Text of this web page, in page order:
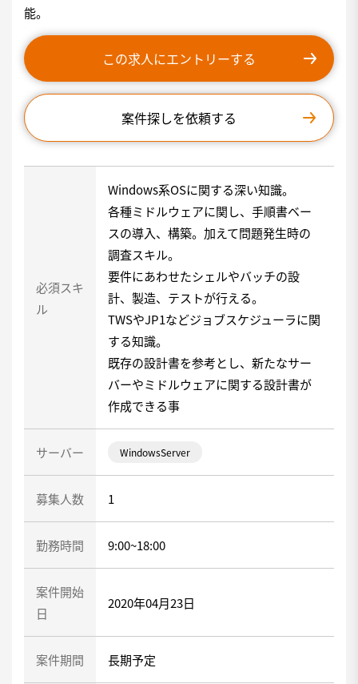
能。
この求人にエントリーする
案件探しを依頼する
必須スキ
ル
Windows系OSに関する深い知識。
各種ミドルウェアに関し、手順書ベー
スの導入、構築。加えて問題発生時の
調査スキル。
要件にあわせたシェルやバッチの設
計、製造、テストが行える。
TWSやJP1などジョブスケジューラに関
する知識。
既存の設計書を参考とし、新たなサー
バーやミドルウェアに関する設計書が
作成できる事
サーバー WindowsServer
募集人数 1
勤務時間 9:00~18:00
案件開始
日
2020年04月23日
案件期間 長期予定